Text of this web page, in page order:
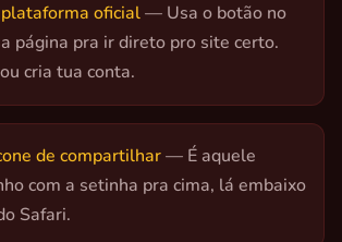
oficial— Usa o botão no
página pra ir direto pro site certo.
cria tua conta.
de compartilhar— É aquele
com a setinha pra cima, lá embaixo
Safari.